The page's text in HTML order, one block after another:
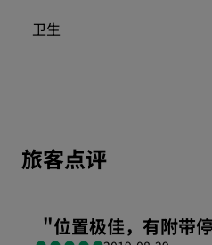
卫生
旅客点评
"位置极佳，有附带